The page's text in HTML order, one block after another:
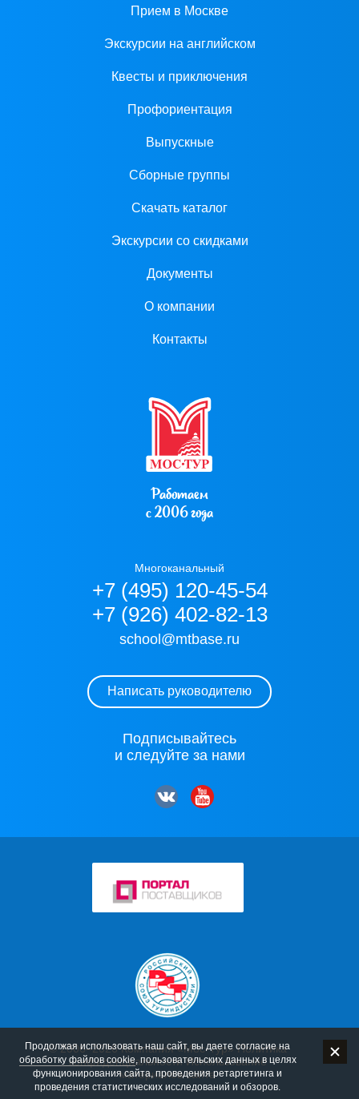
Прием в Москве
Экскурсии на английском
Квесты и приключения
Профориентация
Выпускные
Сборные группы
Скачать каталог
Экскурсии со скидками
Документы
О компании
Контакты
Работаем
с 2006 года
Многоканальный
+7 (495) 120-45-54
+7 (926) 402-82-13
school@mtbase.ru
Написать руководителю
Подписывайтесь
и следуйте за нами
© 2006–2026 Компания «Мос-Тур» Политика
конфиденциальности Использование
материалов сайта
Продолжая использовать наш сайт, вы даете согласие на
обработку файлов cookie, пользовательских данных в целях
функционирования сайта, проведения ретаргетинга и
проведения статистических исследований и обзоров.